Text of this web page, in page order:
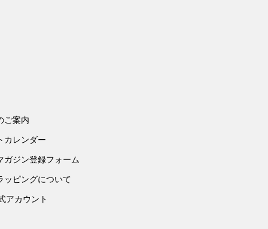
ご案内
カレンダー
ガジン登録フォーム
ッピングについて
アカウント